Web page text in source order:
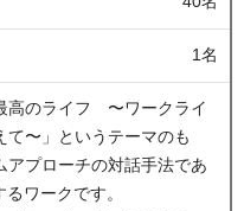
1名
高のライフ 〜ワークライ
て〜」というテーマのも
アプローチの対話手法であ
ワークです。